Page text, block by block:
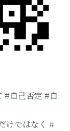
#自己否定 #自
けではなく #